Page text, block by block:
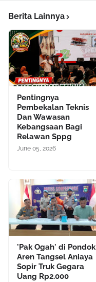
Berita Lainnya
Pentingnya
Pembekalan Teknis
Dan Wawasan
Kebangsaan Bagi
Relawan Sppg
June 05, 2026
'Pak Ogah' di Pondok
Aren Tangsel Aniaya
Sopir Truk Gegara
Uang Rp2.000